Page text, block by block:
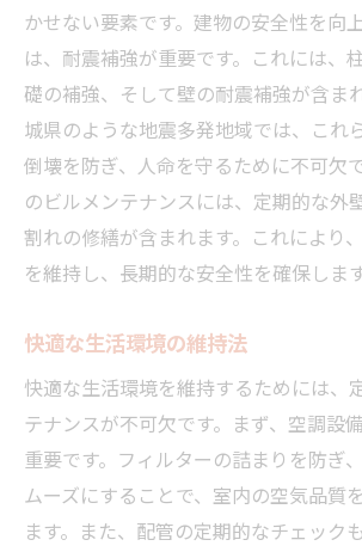
かせない要素です。建物の安全性を向
は、耐震補強が重要です。これには、
礎の補強、そして壁の耐震補強が含ま
城県のような地震多発地域では、これ
倒壊を防ぎ、人命を守るために不可欠
のビルメンテナンスには、定期的な外
割れの修繕が含まれます。これにより
を維持し、長期的な安全性を確保します
快適な生活環境の維持法
快適な生活環境を維持するためには、
テナンスが不可欠です。まず、空調設
重要です。フィルターの詰まりを防ぎ
ムーズにすることで、室内の空気品質
ます。また、配管の定期的なチェック